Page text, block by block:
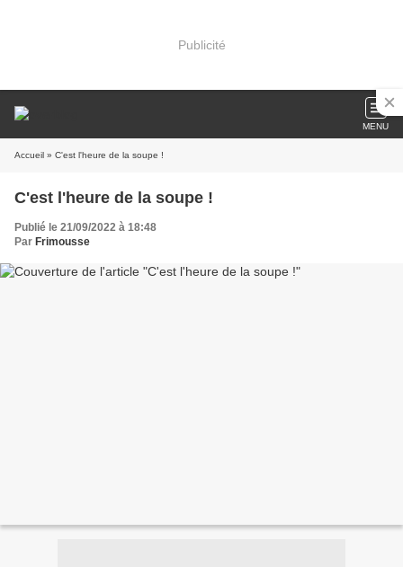
Publicité
MENU
Accueil » C'est l'heure de la soupe !
C'est l'heure de la soupe !
Publié le 21/09/2022 à 18:48
Par Frimousse